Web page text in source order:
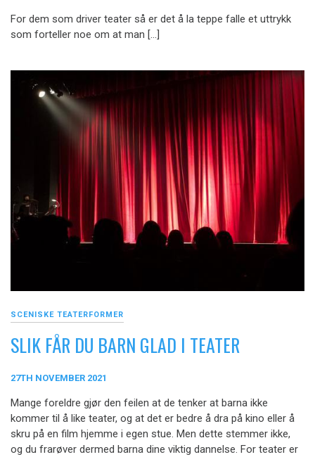
For dem som driver teater så er det å la teppe falle et uttrykk
som forteller noe om at man […]
SCENISKE TEATERFORMER
SLIK FÅR DU BARN GLAD I TEATER
27TH NOVEMBER 2021
Mange foreldre gjør den feilen at de tenker at barna ikke
kommer til å like teater, og at det er bedre å dra på kino eller å
skru på en film hjemme i egen stue. Men dette stemmer ikke,
og du frarøver dermed barna dine viktig dannelse. For teater er